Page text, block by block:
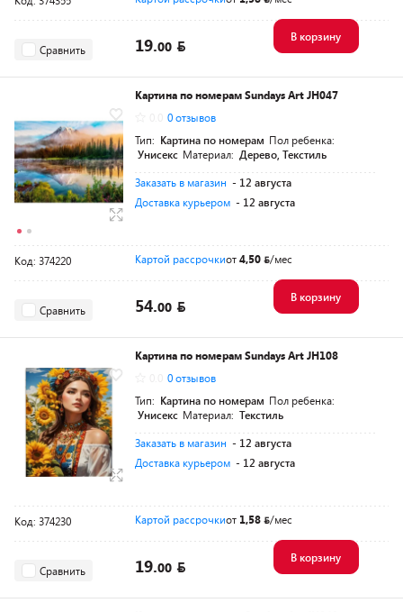
Сравнить 19.00
В корзину
Картина по номерам Sundays Art JH047
0 отзывов
Тип: Картина по номерам Пол ребенка:
Унисекс Материал: Дерево, Текстиль
Заказать в магазин - 12 августа
Доставка курьером - 12 августа
Код: 374220 Картой рассрочкиот4,50 /мес
Сравнить 54.00
В корзину
Картина по номерам Sundays Art JH108
0 отзывов
Тип: Картина по номерам Пол ребенка:
Унисекс Материал: Текстиль
Заказать в магазин - 12 августа
Доставка курьером - 12 августа
Код: 374230 Картой рассрочкиот 1,58 /мес
Сравнить 19.00
В корзину